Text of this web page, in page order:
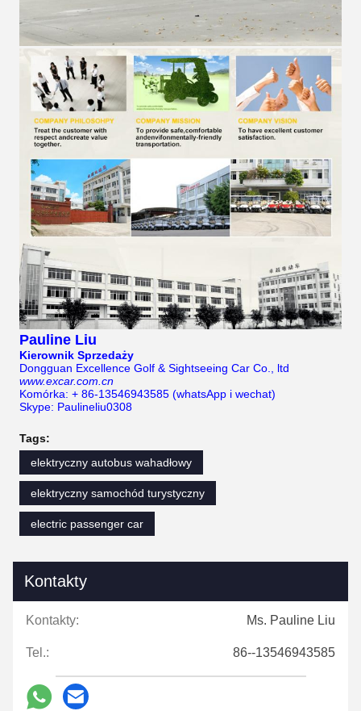
Pauline Liu
Kierownik Sprzedaży
Dongguan Excellence Golf & Sightseeing Car Co., ltd
www.excar.com.cn
Komórka: + 86-13546943585 (whatsApp i wechat)
Skype: Paulineliu0308
Tags:
elektryczny autobus wahadłowy
elektryczny samochód turystyczny
electric passenger car
Kontakty
Kontakty: Ms. Pauline Liu
Tel.: 86--13546943585